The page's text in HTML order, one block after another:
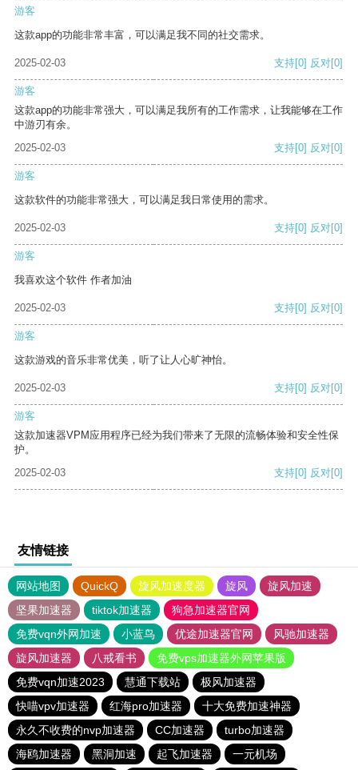
游客
这款app的功能非常丰富，可以满足我不同的社交需求。
2025-02-03 支持[0] 反对[0]
游客
这款app的功能非常强大，可以满足我所有的工作需求，让我能够在工作
中游刃有余。
2025-02-03
支持[0] 反对[0]
游客
这款软件的功能非常强大，可以满足我日常使用的需求。
2025-02-03 支持[0] 反对[0]
游客
我喜欢这个软件 作者加油
2025-02-03 支持[0] 反对[0]
游客
这款游戏的音乐非常优美，听了让人心旷神怡。
2025-02-03 支持[0] 反对[0]
游客
这款加速器VPM应用程序已经为我们带来了无限的流畅体验和安全性保
护。
2025-02-03
支持[0] 反对[0]
友情链接
网站地图 QuickQ 旋风加速度器 旋风
旋风加速
坚果加速器
tiktok加速器
狗急加速器官网
免费vqn外网加速
小蓝鸟 优途加速器官网
风驰加速器
旋风加速器
八戒看书
免费vps加速器外网苹果版
免费vqn加速2023
慧通下载站
极风加速器
快喵vpv加速器
红海pro加速器
十大免费加速神器
永久不收费的nvp加速器
CC加速器
turbo加速器
海鸥加速器
黑洞加速 起飞加速器 一元机场